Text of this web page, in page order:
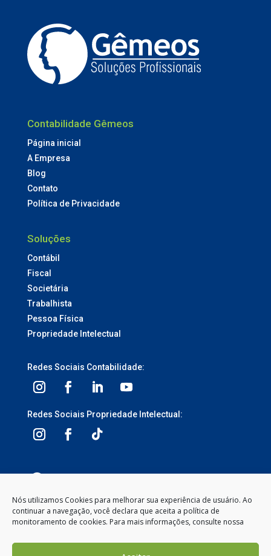
Nós utilizamos Cookies para melhorar sua experiência de usuário. Ao
continuar a navegação, você declara que aceita a política de
monitoramento de cookies. Para mais informações, consulte nossa
Contabilidade Gêmeos
Página inicial
A Empresa
Blog
Contato
Política de Privacidade
Soluções
Contábil
Fiscal
Societária
Trabalhista
Pessoa Física
Propriedade Intelectual
Redes Sociais Contabilidade:
Redes Sociais Propriedade Intelectual:
Segunda à Sexta-feira
8:00 às 12:00 – 13:30 às 18:00